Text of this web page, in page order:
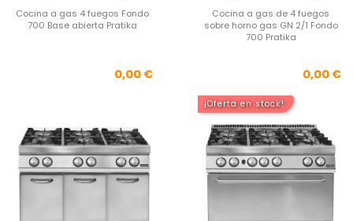
Cocina a gas 4 fuegos Fondo
700 Base abierta Pratika
Precio
0,00 €
Cocina a gas de 4 fuegos
sobre horno gas GN 2/1 Fondo
700 Pratika
0,00 €
¡Oferta en stock!